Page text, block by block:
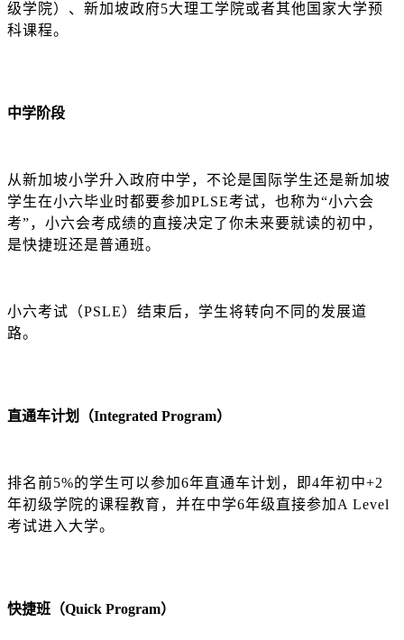
级学院）、新加坡政府5大理工学院或者其他国家大学预
科课程。
中学阶段
从新加坡小学升入政府中学，不论是国际学生还是新加坡
学生在小六毕业时都要参加PLSE考试，也称为“小六会
考”，小六会考成绩的直接决定了你未来要就读的初中，
是快捷班还是普通班。
小六考试（PSLE）结束后，学生将转向不同的发展道
路。
直通车计划（Integrated Program）
排名前5%的学生可以参加6年直通车计划，即4年初中+2
年初级学院的课程教育，并在中学6年级直接参加A Level
考试进入大学。
快捷班（Quick Program）